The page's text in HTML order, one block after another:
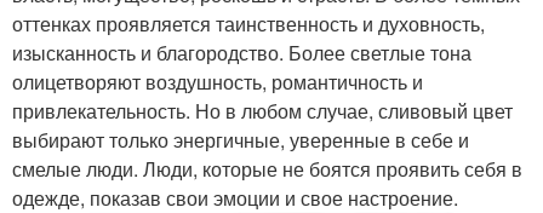
оттенках проявляется таинственность и духовность,
изысканность и благородство. Более светлые тона
олицетворяют воздушность, романтичность и
привлекательность. Но в любом случае, сливовый цвет
выбирают только энергичные, уверенные в себе и
смелые люди. Люди, которые не боятся проявить себя в
одежде, показав свои эмоции и свое настроение.